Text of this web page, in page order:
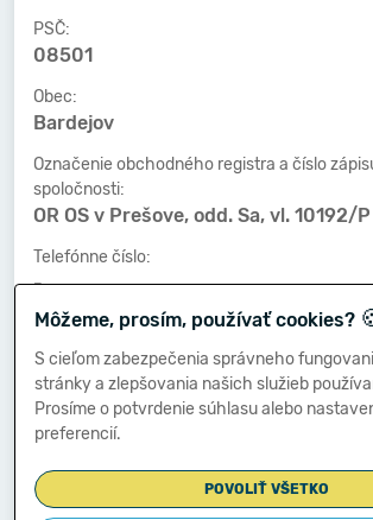
PSČ:
08501
Obec:
Bardejov
Označenie obchodného registra a číslo
spoločnosti:
OR OS v Prešove, odd. Sa, vl. 10192/P
Telefónne číslo:
-
Faxové číslo:
-
E-mailová adresa:
-
Zostavená dňa:
Môžeme, prosím, používať cookies?
S cieľom zabezpečenia správneho
stránky a zlepšovania našich služieb
Prosíme o potvrdenie súhlasu alebo
preferencií.
POVOLIŤ VŠETKO